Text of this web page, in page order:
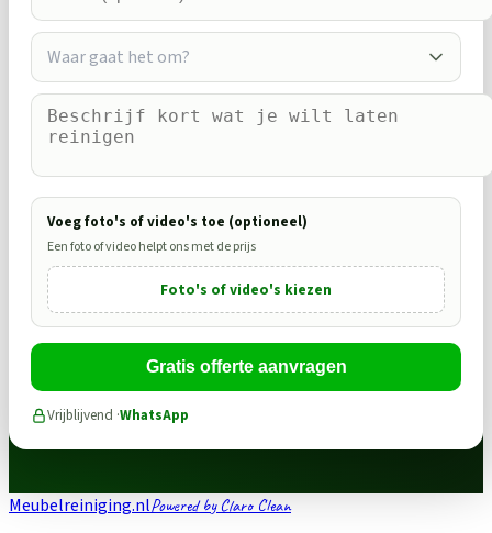
Waar gaat het om?
Voeg foto's of video's toe (optioneel)
Een foto of video helpt ons met de prijs
Foto's of video's kiezen
Gratis offerte aanvragen
Vrijblijvend ·WhatsApp
Meubelreiniging.nlPowered by Claro Clean